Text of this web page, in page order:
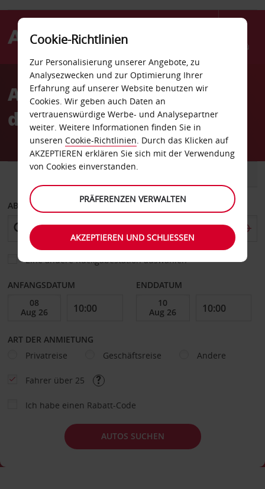
Menü
AvisAutovermietung Coeur
d’Alene
ABHOLEN VON
Eine andere Rückgabestation auswählen
ANFANGSDATUM ENDDATUM
ART DER ANMIETUNG
Privatreise
Geschäftsreise Andere
Fahrer über 25
Ich habe einen Rabatt-Code
AUTOS SUCHEN
Cookie-Richtlinien
Zur Personalisierung unserer Angebote, zu
Analysezwecken und zur Optimierung Ihrer
Erfahrung auf unserer Website benutzen wir
Cookies. Wir geben auch Daten an
vertrauenswürdige Werbe- und Analysepartner
weiter. Weitere Informationen finden Sie in
unseren Cookie-Richtlinien. Durch das Klicken auf
AKZEPTIEREN erklären Sie sich mit der Verwendung
von Cookies einverstanden.
PRÄFERENZEN VERWALTEN
AKZEPTIEREN UND SCHLIESSEN